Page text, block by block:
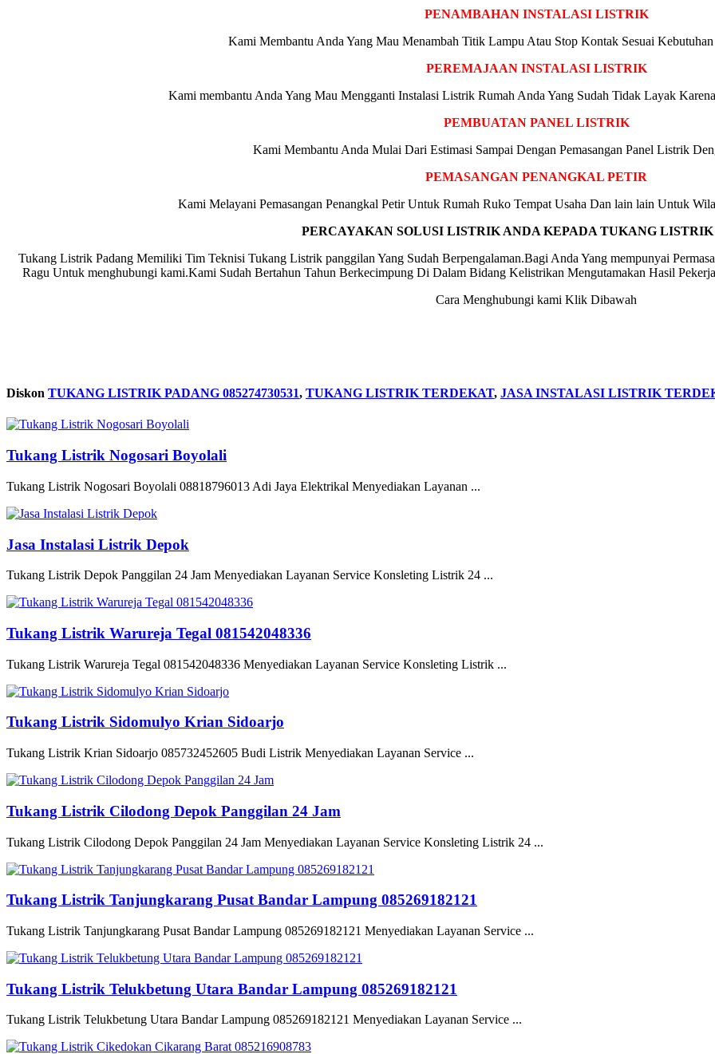
PENAMBAHAN INSTALASI LISTRIK
Kami Membantu Anda Yang Mau Menambah Titik Lampu Atau Stop Kontak Sesuai
PEREMAJAAN INSTALASI LISTRIK
Kami membantu Anda Yang Mau Mengganti Instalasi Listrik Rumah Anda Yang Sudah Tidak Layak
PEMBUATAN PANEL LISTRIK
Kami Membantu Anda Mulai Dari Estimasi Sampai Dengan Pemasangan Panel Listrik
PEMASANGAN PENANGKAL PETIR
Kami Melayani Pemasangan Penangkal Petir Untuk Rumah Ruko Tempat Usaha Dan lain lain Untuk
PERCAYAKAN SOLUSI LISTRIK ANDA KEPADA TUKANG LISTRIK
Tukang Listrik Padang Memiliki Tim Teknisi Tukang Listrik panggilan Yang Sudah Berpengalaman.Bagi Anda Yang mempunyai
Ragu Untuk menghubungi kami.Kami Sudah Bertahun Tahun Berkecimpung Di Dalam Bidang Kelistrikan Mengutamakan Hasil
Cara Menghubungi kami Klik Dibawah
Diskon TUKANG LISTRIK PADANG 085274730531, TUKANG LISTRIK TERDEKAT, JASA INSTALASI LISTRIK
Tukang Listrik Nogosari Boyolali
Tukang Listrik Nogosari Boyolali 08818796013 Adi Jaya Elektrikal Menyediakan Layanan ...
Jasa Instalasi Listrik Depok
Tukang Listrik Depok Panggilan 24 Jam Menyediakan Layanan Service Konsleting Listrik 24 ...
Tukang Listrik Warureja Tegal 081542048336
Tukang Listrik Warureja Tegal 081542048336 Menyediakan Layanan Service Konsleting Listrik ...
Tukang Listrik Sidomulyo Krian Sidoarjo
Tukang Listrik Krian Sidoarjo 085732452605 Budi Listrik Menyediakan Layanan Service ...
Tukang Listrik Cilodong Depok Panggilan 24 Jam
Tukang Listrik Cilodong Depok Panggilan 24 Jam Menyediakan Layanan Service Konsleting Listrik 24 ...
Tukang Listrik Tanjungkarang Pusat Bandar Lampung 085269182121
Tukang Listrik Tanjungkarang Pusat Bandar Lampung 085269182121 Menyediakan Layanan Service ...
Tukang Listrik Telukbetung Utara Bandar Lampung 085269182121
Tukang Listrik Telukbetung Utara Bandar Lampung 085269182121 Menyediakan Layanan Service ...